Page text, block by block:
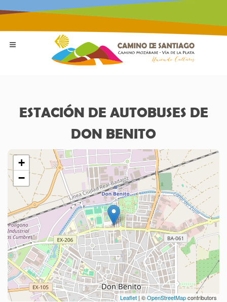
ESTACIÓN DE AUTOBUSES DE
DON BENITO
+
−
Leaflet | ©OpenStreetMapcontributors